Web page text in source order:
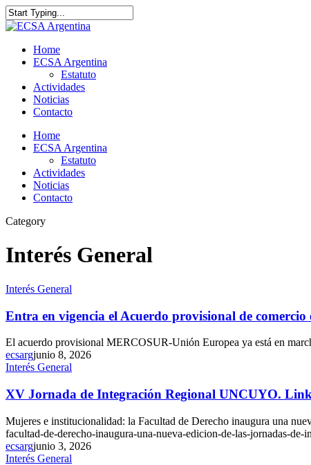
Home
ECSA Argentina
Estatuto
Actividades
Noticias
Contacto
Home
ECSA Argentina
Estatuto
Actividades
Noticias
Contacto
Category
Interés General
Interés General
Entra en vigencia el Acuerdo provisional de
El acuerdo provisional MERCOSUR-Unión Europea ya está en
ecsargjunio 8, 2026
Interés General
XV Jornada de Integración Regional UNCUYO. Link
Mujeres e institucionalidad: la Facultad de Derecho inaugura una
facultad-de-derecho-inaugura-una-nueva-edicion-de-las-jornadas-de-
ecsargjunio 3, 2026
Interés General